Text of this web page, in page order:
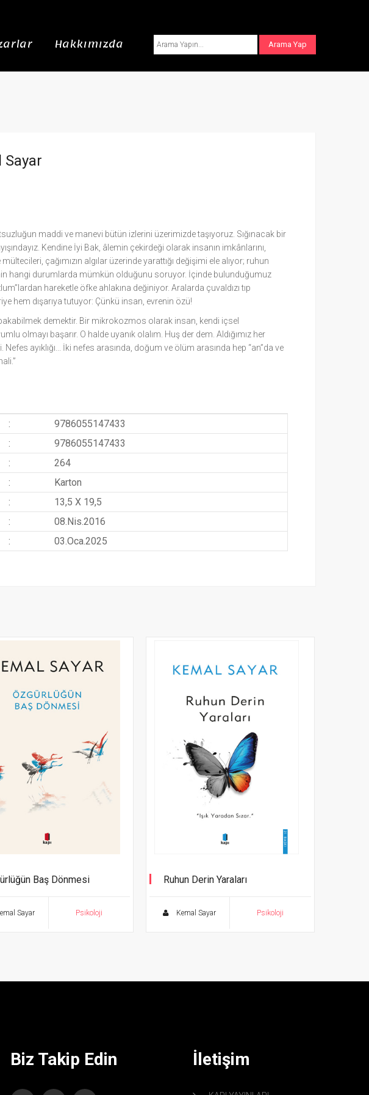
Hakkımızda
Sayar
maddi ve manevi bütün izlerini üzerimizde taşıyoruz. Sığınacak bir
Kendine İyi Bak, âlemin çekirdeği olarak insanın imkânlarını,
çağımızın algılar üzerinde yarattığı değişimi ele alıyor; ruhun
hangi durumlarda mümkün olduğunu soruyor. İçinde bulunduğumuz
hareketle öfke ahlakına değiniyor. Aralarda çuvaldızı tıp
hem dışarıya tutuyor: Çünkü insan, evrenin özü!
demektir. Bir mikrokozmos olarak insan, kendi içsel
olmayı başarır. O halde uyanık olalım. Huş der dem. Aldığımız her
ayıklığı... İki nefes arasında, doğum ve ölüm arasında hep “an”da ve
:
9786055147433
:
9786055147433
:
264
:
Karton
:
13,5 X 19,5
:
08.Nis.2016
: 03.Oca.2025
Baş Dönmesi
Sayar Psikoloji
Ruhun Derin Yaraları
Kemal Sayar Psikoloji
Biz Takip Edin İletişim